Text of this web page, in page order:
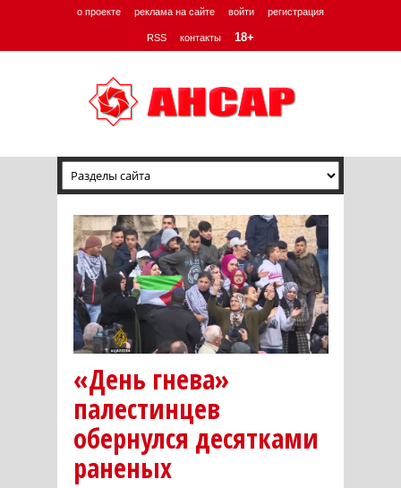
о проекте реклама на сайте войти регистрация
RSS контакты 18+
«День гнева»
палестинцев
обернулся десятками
раненых